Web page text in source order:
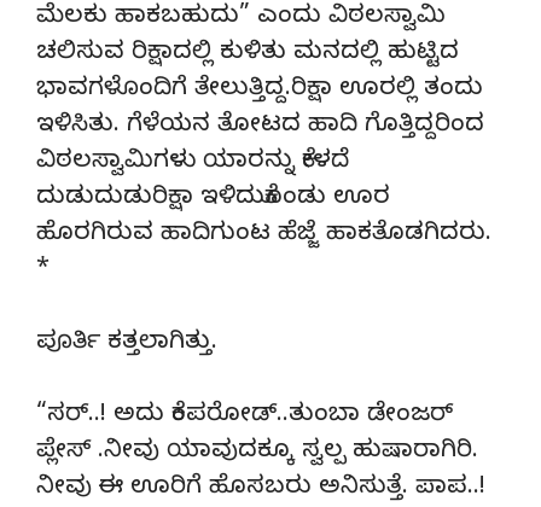
ಮೆಲಕು ಹಾಕಬಹುದು” ಎಂದು ವಿಠಲಸ್ವಾಮಿ
ಚಲಿಸುವ ರಿಕ್ಷಾದಲ್ಲಿ ಕುಳಿತು ಮನದಲ್ಲಿ ಹುಟ್ಟಿದ
ಭಾವಗಳೊಂದಿಗೆ ತೇಲುತ್ತಿದ್ದ.ರಿಕ್ಷಾ ಊರಲ್ಲಿ ತಂದು
ಇಳಿಸಿತು. ಗೆಳೆಯನ ತೋಟದ ಹಾದಿ ಗೊತ್ತಿದ್ದರಿಂದ
ವಿಠಲಸ್ವಾಮಿಗಳು ಯಾರನ್ನು ಕೇಳದೆ
ದುಡುದುಡುರಿಕ್ಷಾ ಇಳಿದುಕೊಂಡು ಊರ
ಹೊರಗಿರುವ ಹಾದಿಗುಂಟ ಹೆಜ್ಜೆ ಹಾಕತೊಡಗಿದರು.
*
ಪೂರ್ತಿ ಕತ್ತಲಾಗಿತ್ತು.
“ಸರ್..! ಅದು ಕೆಂಪರೋಡ್..ತುಂಬಾ ಡೇಂಜರ್
ಪ್ಲೇಸ್ .ನೀವು ಯಾವುದಕ್ಕೂ ಸ್ವಲ್ಪ ಹುಷಾರಾಗಿರಿ.
ನೀವು ಈ ಊರಿಗೆ ಹೊಸಬರು ಅನಿಸುತ್ತೆ. ಪಾಪ..!